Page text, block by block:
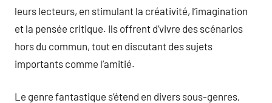
leurs lecteurs, en stimulant la créativité, l’imagination
et la pensée critique. Ils offrent d’vivre des scénarios
hors du commun, tout en discutant des sujets
importants comme l’amitié.
Le genre fantastique s’étend en divers sous-genres,